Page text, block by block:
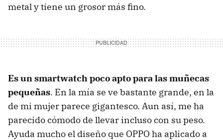
metal y tiene un grosor más fino.
Es un smartwatch poco apto para las muñecas
pequeñas. En la mía se ve bastante grande, en la
de mi mujer parece gigantesco. Aun así, me ha
parecido cómodo de llevar incluso con su peso.
Ayuda mucho el diseño que OPPO ha aplicado a